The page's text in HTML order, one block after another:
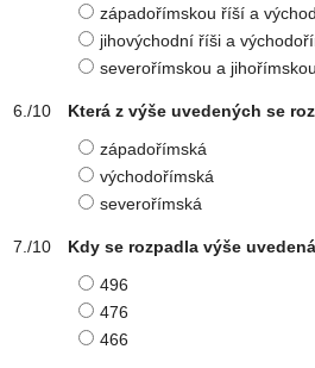
západořímskou říší a
jihovýchodní říši a
severořímskou a
Která z výše uvedených se
západořímská
východořímská
severořímská
Kdy se rozpadla výše
496
476
466